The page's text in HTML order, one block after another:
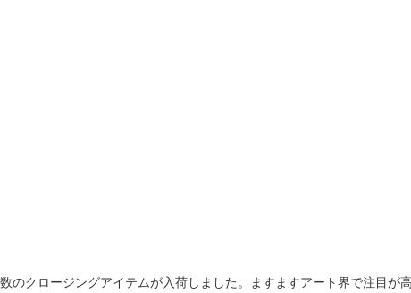
のクロージングアイテムが入荷しました。ますますアート界で注目が